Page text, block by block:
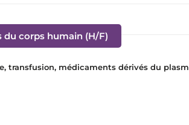
du corps humain (H/F)
transfusion, médicaments dérivés du